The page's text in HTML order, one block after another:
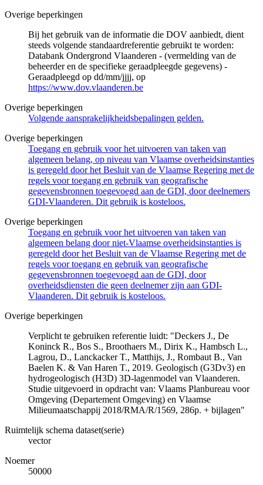
Overige beperkingen
Bij het gebruik van de informatie die DOV aanbiedt, dient
steeds volgende standaardreferentie gebruikt te worden:
Databank Ondergrond Vlaanderen - (vermelding van de
beheerder en de specifieke geraadpleegde gegevens) -
Geraadpleegd op dd/mm/jjjj, op
https://www.dov.vlaanderen.be
Overige beperkingen
Volgende aansprakelijkheidsbepalingen gelden.
Overige beperkingen
Toegang en gebruik voor het uitvoeren van taken van
algemeen belang, op niveau van Vlaamse overheidsinstanties
is geregeld door het Besluit van de Vlaamse Regering met de
regels voor toegang en gebruik van geografische
gegevensbronnen toegevoegd aan de GDI, door deelnemers
GDI-Vlaanderen. Dit gebruik is kosteloos.
Overige beperkingen
Toegang en gebruik voor het uitvoeren van taken van
algemeen belang door niet-Vlaamse overheidsinstanties is
geregeld door het Besluit van de Vlaamse Regering met de
regels voor toegang en gebruik van geografische
gegevensbronnen toegevoegd aan de GDI, door
overheidsdiensten die geen deelnemer zijn aan GDI-
Vlaanderen. Dit gebruik is kosteloos.
Overige beperkingen
Verplicht te gebruiken referentie luidt: "Deckers J., De
Koninck R., Bos S., Broothaers M., Dirix K., Hambsch L.,
Lagrou, D., Lanckacker T., Matthijs, J., Rombaut B., Van
Baelen K. & Van Haren T., 2019. Geologisch (G3Dv3) en
hydrogeologisch (H3D) 3D-lagenmodel van Vlaanderen.
Studie uitgevoerd in opdracht van: Vlaams Planbureau voor
Omgeving (Departement Omgeving) en Vlaamse
Milieumaatschappij 2018/RMA/R/1569, 286p. + bijlagen"
Ruimtelijk schema dataset(serie)
vector
Noemer
50000